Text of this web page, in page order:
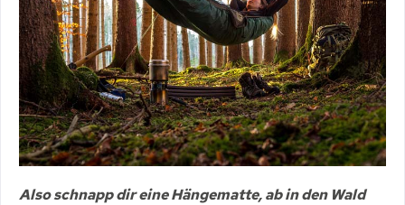
Also schnapp dir eine Hängematte, ab in den Wald